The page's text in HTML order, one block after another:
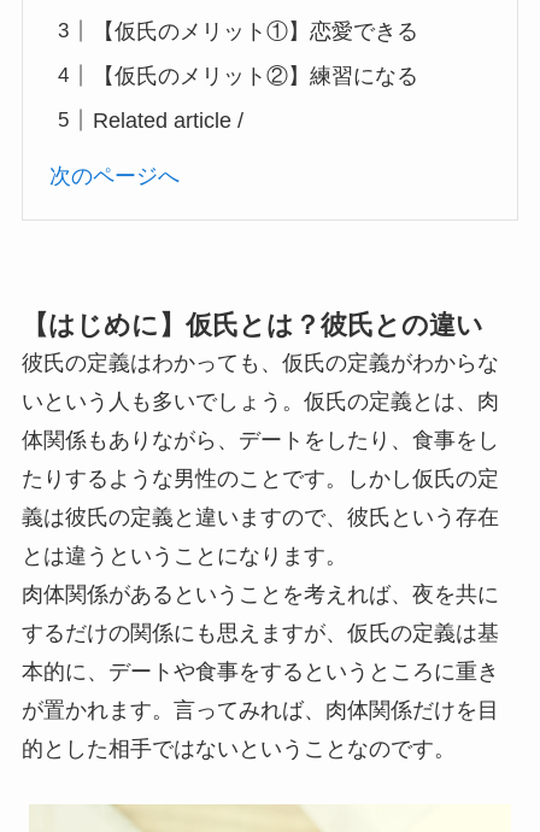
【仮氏のメリット①】恋愛できる
【仮氏のメリット②】練習になる
Related article /
次のページへ
【はじめに】仮氏とは？彼氏との違い
彼氏の定義はわかっても、仮氏の定義がわからな
いという人も多いでしょう。仮氏の定義とは、肉
体関係もありながら、デートをしたり、食事をし
たりするような男性のことです。しかし仮氏の定
義は彼氏の定義と違いますので、彼氏という存在
とは違うということになります。
肉体関係があるということを考えれば、夜を共に
するだけの関係にも思えますが、仮氏の定義は基
本的に、デートや食事をするというところに重き
が置かれます。言ってみれば、肉体関係だけを目
的とした相手ではないということなのです。